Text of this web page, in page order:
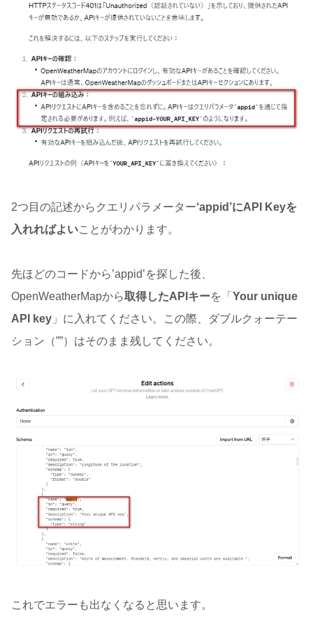
2つ目の記述からクエリパラメーター‘appid’にAPI Keyを
入れればよいことがわかります。
先ほどのコードから’appid’を探した後、
OpenWeatherMapから取得したAPIキーを「 Your unique
API key 」に入れてください。この際、ダブルクォーテー
ション（””）はそのまま残してください。
これでエラーも出なくなると思います。